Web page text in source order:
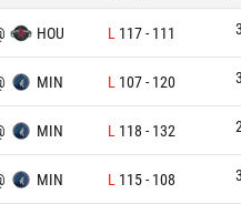
HOU L 117- 111
MIN L 107- 120
MIN L 118 - 132
MIN L 115- 108